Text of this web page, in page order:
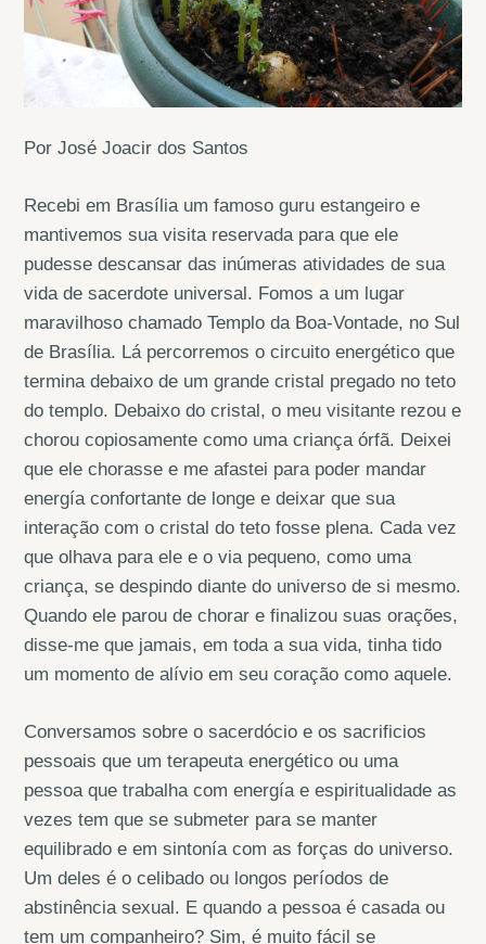
Por José Joacir dos Santos
Recebi em Brasília um famoso guru estangeiro e
mantivemos sua visita reservada para que ele
pudesse descansar das inúmeras atividades de sua
vida de sacerdote universal. Fomos a um lugar
maravilhoso chamado Templo da Boa-Vontade, no Sul
de Brasília. Lá percorremos o circuito energético que
termina debaixo de um grande cristal pregado no teto
do templo. Debaixo do cristal, o meu visitante rezou e
chorou copiosamente como uma criança órfã. Deixei
que ele chorasse e me afastei para poder mandar
energía confortante de longe e deixar que sua
interação com o cristal do teto fosse plena. Cada vez
que olhava para ele e o via pequeno, como uma
criança, se despindo diante do universo de si mesmo.
Quando ele parou de chorar e finalizou suas orações,
disse-me que jamais, em toda a sua vida, tinha tido
um momento de alívio em seu coração como aquele.
Conversamos sobre o sacerdócio e os sacrificios
pessoais que um terapeuta energético ou uma
pessoa que trabalha com energía e espiritualidade as
vezes tem que se submeter para se manter
equilibrado e em sintonía com as forças do universo.
Um deles é o celibado ou longos períodos de
abstinência sexual. E quando a pessoa é casada ou
tem um companheiro? Sim, é muito fácil se